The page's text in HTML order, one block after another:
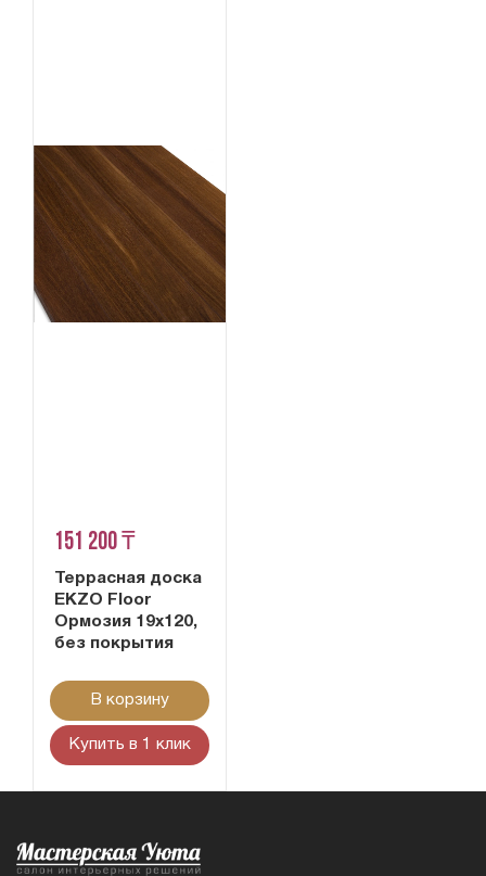
151 200 ₸
Террасная доска
EKZO Floor
Ормозия 19х120,
без покрытия
В корзину
Купить в 1 клик